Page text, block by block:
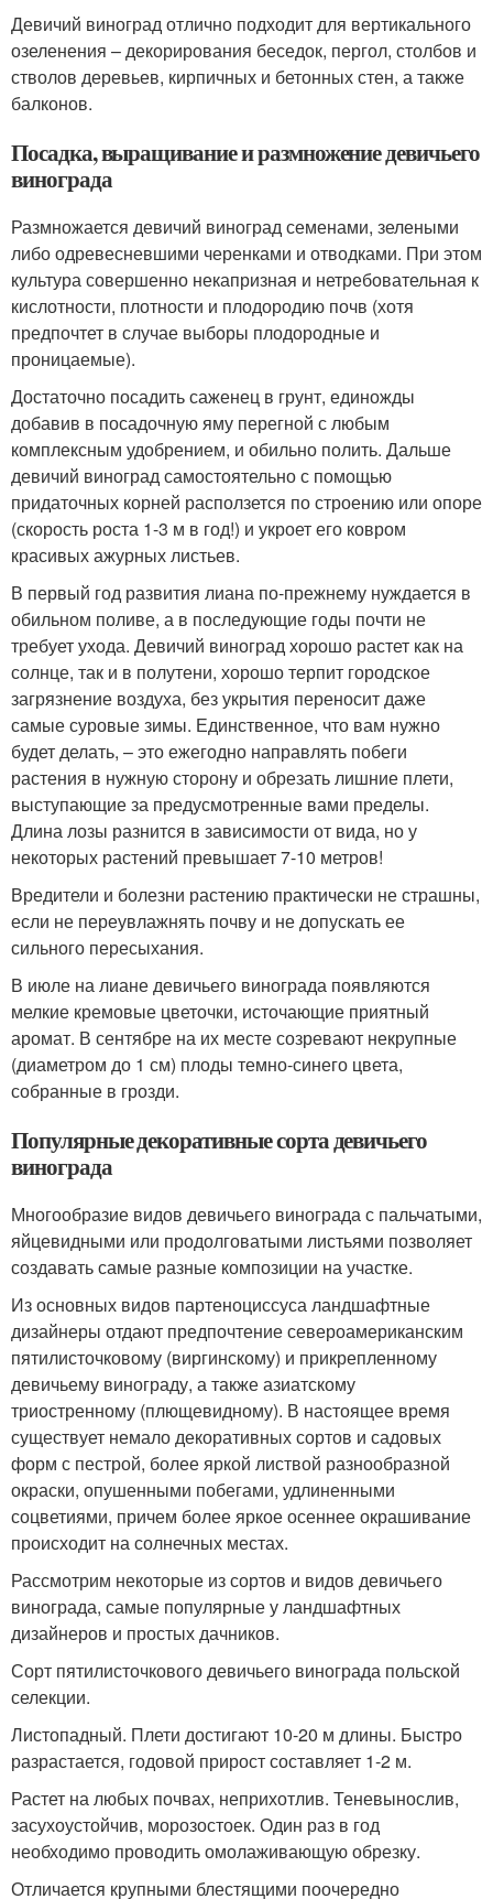
Девичий виноград отлично подходит для вертикального
озеленения – декорирования беседок, пергол, столбов и
стволов деревьев, кирпичных и бетонных стен, а также
балконов.
Посадка, выращивание и размножение девичьего
винограда
Размножается девичий виноград семенами, зелеными
либо одревесневшими черенками и отводками. При этом
культура совершенно некапризная и нетребовательная к
кислотности, плотности и плодородию почв (хотя
предпочтет в случае выборы плодородные и
проницаемые).
Достаточно посадить саженец в грунт, единожды
добавив в посадочную яму перегной с любым
комплексным удобрением, и обильно полить. Дальше
девичий виноград самостоятельно с помощью
придаточных корней расползется по строению или опоре
(скорость роста 1-3 м в год!) и укроет его ковром
красивых ажурных листьев.
В первый год развития лиана по-прежнему нуждается в
обильном поливе, а в последующие годы почти не
требует ухода. Девичий виноград хорошо растет как на
солнце, так и в полутени, хорошо терпит городское
загрязнение воздуха, без укрытия переносит даже
самые суровые зимы. Единственное, что вам нужно
будет делать, – это ежегодно направлять побеги
растения в нужную сторону и обрезать лишние плети,
выступающие за предусмотренные вами пределы.
Длина лозы разнится в зависимости от вида, но у
некоторых растений превышает 7-10 метров!
Вредители и болезни растению практически не страшны,
если не переувлажнять почву и не допускать ее
сильного пересыхания.
В июле на лиане девичьего винограда появляются
мелкие кремовые цветочки, источающие приятный
аромат. В сентябре на их месте созревают некрупные
(диаметром до 1 см) плоды темно-синего цвета,
собранные в грозди.
Популярные декоративные сорта девичьего
винограда
Многообразие видов девичьего винограда с пальчатыми,
яйцевидными или продолговатыми листьями позволяет
создавать самые разные композиции на участке.
Из основных видов партеноциссуса ландшафтные
дизайнеры отдают предпочтение североамериканским
пятилисточковому (виргинскому) и прикрепленному
девичьему винограду, а также азиатскому
триостренному (плющевидному). В настоящее время
существует немало декоративных сортов и садовых
форм с пестрой, более яркой листвой разнообразной
окраски, опушенными побегами, удлиненными
соцветиями, причем более яркое осеннее окрашивание
происходит на солнечных местах.
Рассмотрим некоторые из сортов и видов девичьего
винограда, самые популярные у ландшафтных
дизайнеров и простых дачников.
Сорт пятилисточкового девичьего винограда польской
селекции.
Листопадный. Плети достигают 10-20 м длины. Быстро
разрастается, годовой прирост составляет 1-2 м.
Растет на любых почвах, неприхотлив. Теневынослив,
засухоустойчив, морозостоек. Один раз в год
необходимо проводить омолаживающую обрезку.
Отличается крупными блестящими поочередно